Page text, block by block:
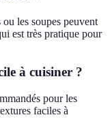
les soupes peuvent
est très pratique pour
à cuisiner ?
pour les
faciles à